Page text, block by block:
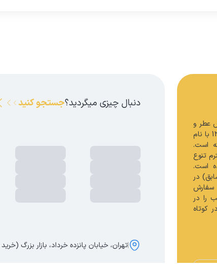
دنبال چیزی میگردید؟جستجو کنید
تهران، خیابان پانزده خرداد، بازار بزرگ